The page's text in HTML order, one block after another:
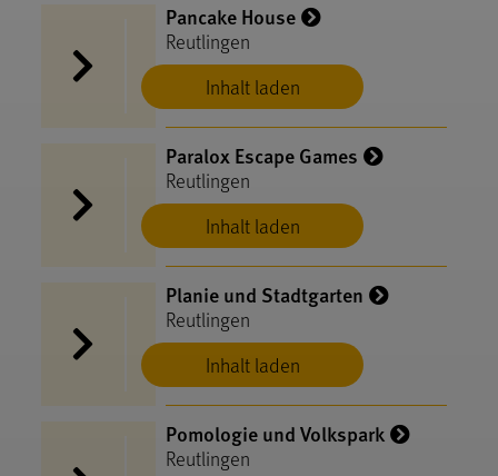
Inhalt laden
Pancake House
Reutlingen
Inhalt laden
Paralox Escape Games
Reutlingen
Inhalt laden
Planie und Stadtgarten
Reutlingen
Pomologie und Volkspark
Reutlingen